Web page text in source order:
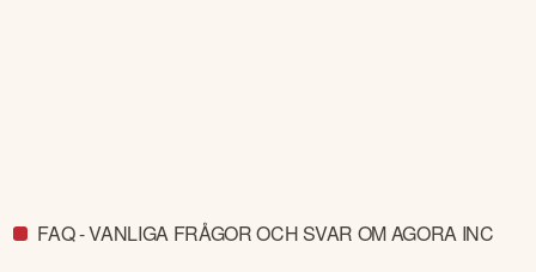
FAQ - VANLIGA FRÅGOR OCH SVAR OM AGORA INC